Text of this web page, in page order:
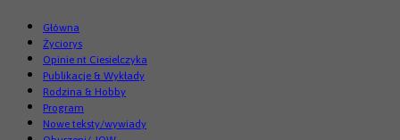
Główna
Życiorys
Opinie nt Ciesielczyka
Publikacje & Wykłady
Rodzina & Hobby
Program
Nowe teksty/wywiady